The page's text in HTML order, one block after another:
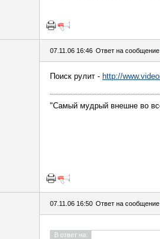
07.11.06 16:46 Ответ на сообщение
Поиск рулит - http://
"Самый мудрый внешне во
07.11.06 16:50 Ответ на сообщение
В ответ на: